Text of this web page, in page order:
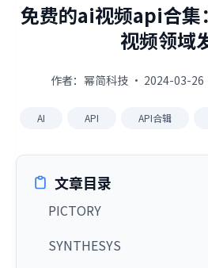
免费的ai视频api合集
视频领域
作者：幂简科技 · 2024-03-
AI API API合辑
文章目录
PICTORY
SYNTHESYS